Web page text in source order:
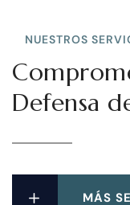
NUESTROS
Defensa
MÁS